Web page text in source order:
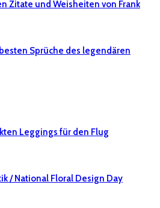
Zitate und Weisheiten von Frank
Sprüche des legendären
Leggings für den Flug
/ National Floral Design Day